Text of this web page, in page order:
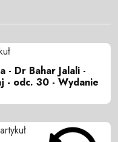
- Dr Bahar Jalali -
- odc. 30 - Wydanie